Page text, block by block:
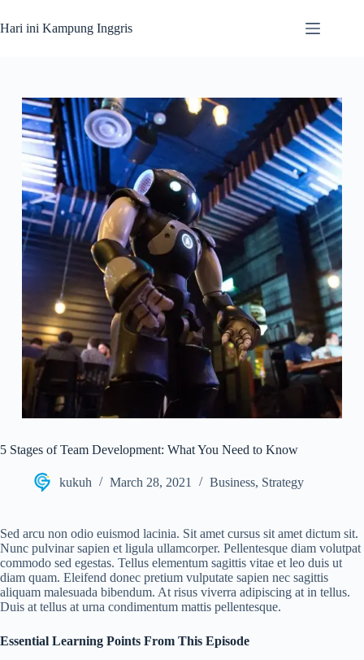
to
content
Hari ini Kampung Inggris
5 Stages of Team Development: What You Need to Know
kukuh March 28, 2021 Business, Strategy
Sed arcu non odio euismod lacinia. Sit amet cursus sit amet dictum sit.
Nunc pulvinar sapien et ligula ullamcorper. Pellentesque diam volutpat
commodo sed egestas. Tellus elementum sagittis vitae et leo duis ut
diam quam. Eleifend donec pretium vulputate sapien nec sagittis
aliquam malesuada bibendum. At risus viverra adipiscing at in tellus.
Duis at tellus at urna condimentum mattis pellentesque.
Essential Learning Points From This Episode